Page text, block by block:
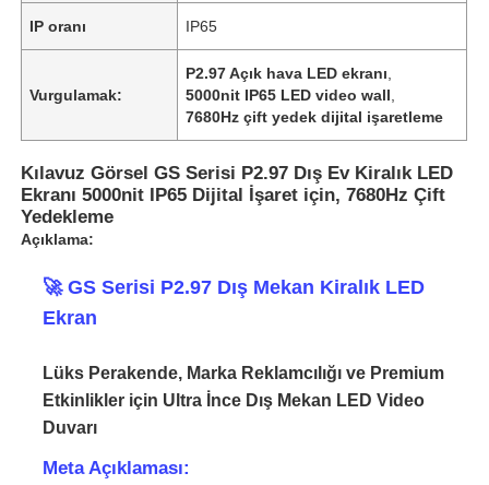
IP oranı IP65
Vurgulamak:
P2.97 Açık hava LED ekranı
5000nit IP65 LED video wall
7680Hz çift yedek dijital işaretleme
Kılavuz Görsel GS Serisi P2.97 Dış Ev Kiralık LED
Ekranı 5000nit IP65 Dijital İşaret için, 7680Hz Çift
Yedekleme
Açıklama:
🚀 GS Serisi P2.97 Dış Mekan Kiralık LED
Ekran
Lüks Perakende, Marka Reklamcılığı ve Premium
Etkinlikler için Ultra İnce Dış Mekan LED Video
Duvarı
Meta Açıklaması: